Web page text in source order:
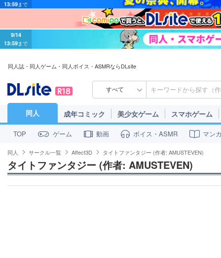
13:59まで
同人誌・同人ゲーム・同人ボイス・ASMRならDLsite
すべて
同人 成年コミック 美少女ゲーム スマホゲーム
TOP ゲーム 動画 ボイス・ASMR マン
同人 サークル一覧 Affect3D タイトファンタジー (作者: AMUSTEVEN)
タイトファンタジー (作者: AMUSTEVEN)